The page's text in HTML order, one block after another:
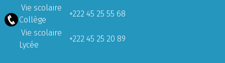
Vie scolaire
Collège
+222 45 25 55 68
Vie scolaire
Lycée
+222 45 25 20 89